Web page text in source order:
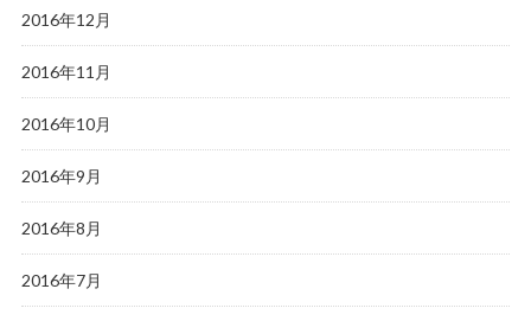
2016年12月
2016年11月
2016年10月
2016年9月
2016年8月
2016年7月